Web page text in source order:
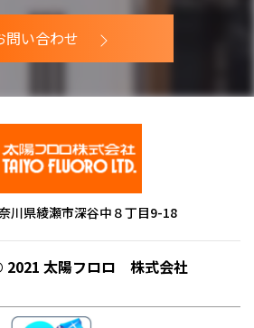
問い合わせ
川県綾瀬市深谷中８丁目9-18
太陽フロロ 株式会社